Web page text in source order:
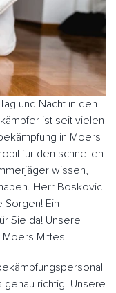
und Nacht in den
ist seit vielen
in Moers
für den schnellen
wissen,
Herr Boskovic
Sorgen! Ein
Sie da! Unsere
Mittes.
genau richtig. Unsere